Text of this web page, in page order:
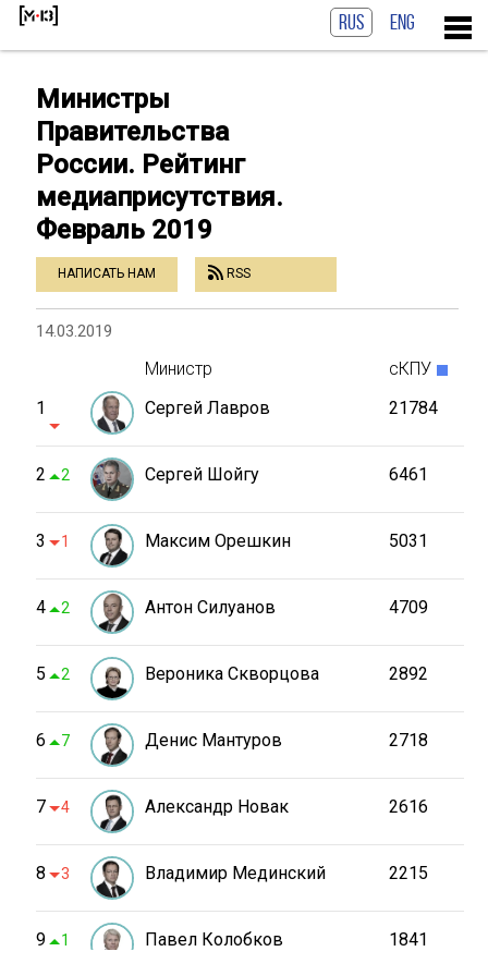
RUS ENG
Министры
Правительства
России. Рейтинг
медиаприсутствия.
Февраль 2019
НАПИСАТЬ НАМ RSS
14.03.2019
Министр
сКПУ
1
Сергей Лавров 21784
2 2 Сергей Шойгу 6461
3 1 Максим Орешкин 5031
4 2 Антон Силуанов 4709
5 2 Вероника Скворцова 2892
6 7 Денис Мантуров 2718
7 4 Александр Новак 2616
8 3 Владимир Мединский 2215
9 1 Павел Колобков 1841